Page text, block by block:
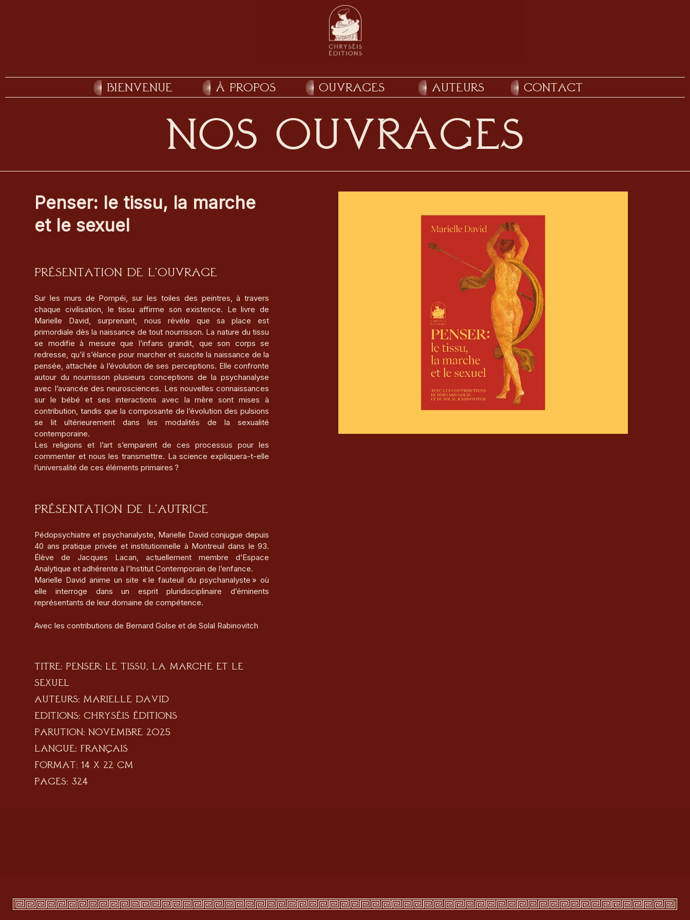
BIENVENUE À PROPOS OUVRAGES AUTEURS CONTACT
NOS OUVRAGES
Penser: le tissu, la marche
et le sexuel
Présentation de l’ouvrage
Sur les murs de Pompéi, sur les toiles des peintres, à travers
chaque civilisation, le tissu affirme son existence. Le livre de
Marielle David, surprenant, nous révèle que sa place est
primordiale dès la naissance de tout nourrisson. La nature du tissu
se modifie à mesure que l’infans grandit, que son corps se
redresse, qu’il s’élance pour marcher et suscite la naissance de la
pensée, attachée à l’évolution de ses perceptions. Elle confronte
autour du nourrisson plusieurs conceptions de la psychanalyse
avec l’avancée des neurosciences. Les nouvelles connaissances
sur le bébé et ses interactions avec la mère sont mises à
contribution, tandis que la composante de l’évolution des pulsions
se lit ultérieurement dans les modalités de la sexualité
contemporaine.
Les religions et l’art s’emparent de ces processus pour les
commenter et nous les transmettre. La science expliquera-t-elle
l’universalité de ces éléments primaires ?
Présentation de l’autrice
Pédopsychiatre et psychanalyste, Marielle David conjugue depuis
40 ans pratique privée et institutionnelle à Montreuil dans le 93.
Élève de Jacques Lacan, actuellement membre d’Espace
Analytique et adhérente à l’Institut Contemporain de l’enfance.
Marielle David anime un site « le fauteuil du psychanalyste » où
elle interroge dans un esprit pluridisciplinaire d’éminents
représentants de leur domaine de compétence.
Avec les contributions de Bernard Golse et de Solal Rabinovitch
Titre: Penser: le tissu, la marche et le
sexuel
Auteurs: Marielle David
Editions: Chryséis éditions
Parution: Novembre 2025
Langue: Français
Format: 14 x 22 cm
Pages: 324